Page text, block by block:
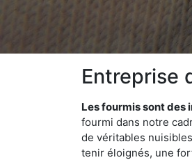
Entreprise
Les fourmis sont des
fourmi dans notre
de véritables
tenir éloignés, une